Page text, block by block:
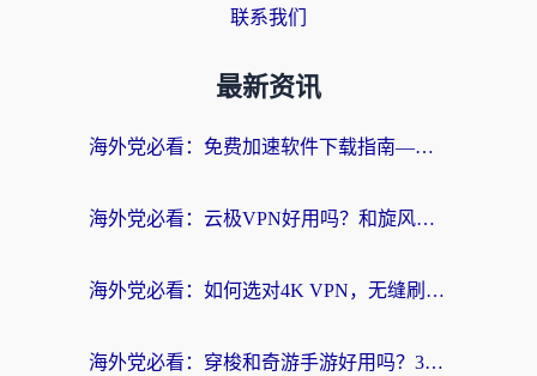
联系我们
最新资讯
海外党必看：免费加速软件下载指南——无缝访问国内资源的正确打开方式
海外党必看：云极VPN好用吗？和旋风VPN对比哪个回国效果更好？附真实体验+选择攻略
海外党必看：如何选对4K VPN，无缝刷国内剧听网易云？
海外党必看：穿梭和奇游手游好用吗？3步选对回国加速器，流畅看CCTV5海外直播